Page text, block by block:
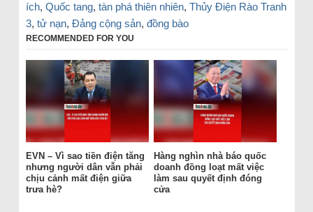
ích, Quốc tang, tàn phá thiên nhiên, Thủy Điện Rào Tranh
3, tử nạn, Đảng cộng sản, đồng bào
RECOMMENDED FOR YOU
EVN – Vì sao tiền điện tăng
nhưng người dân vẫn phải
chịu cảnh mất điện giữa
trưa hè?
Hàng nghìn nhà báo quốc
doanh đồng loạt mất việc
làm sau quyết định đóng
cửa